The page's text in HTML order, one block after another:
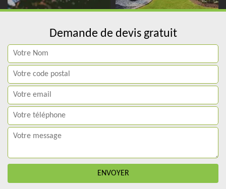
Demande de devis gratuit